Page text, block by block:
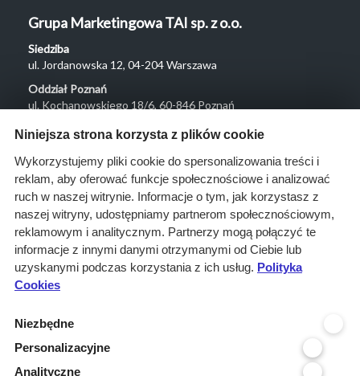
Grupa Marketingowa TAI sp. z o.o.
Siedziba
ul. Jordanowska 12, 04-204 Warszawa
Oddział Poznań
ul. Kochanowskiego 18/6, 60-846 Poznań
Menu
O nas
Rozwiązania
Monitoring
przetargów
Raporty
przetargowe
Kontakt
Kontakt
Niniejsza strona korzysta z plików cookie
Wykorzystujemy pliki cookie do spersonalizowania treści i
reklam, aby oferować funkcje społecznościowe i analizować
ruch w naszej witrynie. Informacje o tym, jak korzystasz z
naszej witryny, udostępniamy partnerom społecznościowym,
reklamowym i analitycznym. Partnerzy mogą połączyć te
informacje z innymi danymi otrzymanymi od Ciebie lub
uzyskanymi podczas korzystania z ich usług. Polityka
Cookies
Niezbędne
Personalizacyjne
Analityczne